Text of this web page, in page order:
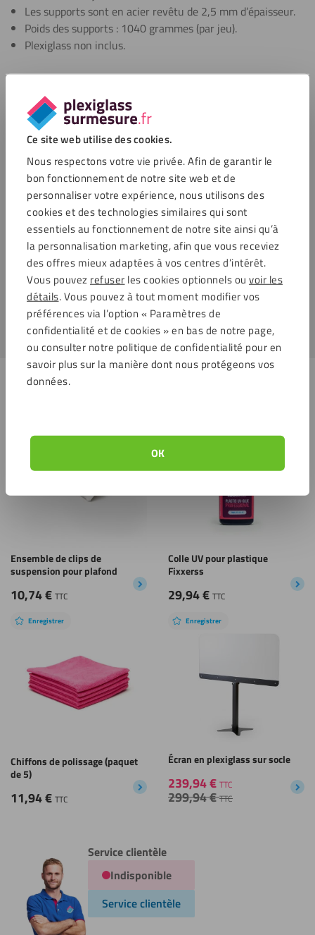
Ce site web utilise des cookies.
Nous respectons votre vie privée. Afin de garantir le
bon fonctionnement de notre site web et de
personnaliser votre expérience, nous utilisons des
cookies et des technologies similaires qui sont
essentiels au fonctionnement de notre site ainsi qu’à
la personnalisation marketing, afin que vous receviez
des offres mieux adaptées à vos centres d’intérêt.
Vous pouvezrefuserles cookies optionnels ou voir les
détails. Vous pouvez à tout moment modifier vos
préférences via l’option « Paramètres de
confidentialité et de cookies » en bas de notre page,
ou consulter notre politique de confidentialité pour en
savoir plus sur la manière dont nous protégeons vos
données.
OK
Les supports sont en acier revêtu de 2,5 mm d’épaisseur.
Poids des supports : 1040 grammes (par jeu).
Plexiglass non inclus.
Ce produit est adapté à un usage intérieur.
Sachez qu’il est également disponible
plexiglassen deux tailles : 66,5 cm de hauteur x 80 cm de
largeur ou 66,5 cm de hauteur x 120 cm de largeur.
Outre ce jeu de pinces de table, nous proposons également
d’autres solutions pour protéger vos espaces contre la
propagation des maladies infectieuses. Jetez un coup d’œil
à nos écrans de bureau ou de table,grandsou petits, nos
écrans en plexiglass avec trous de suspensionnosécrans sur
pied. Tous sont disponibles sur notre boutique en ligne.
Ensemble de clips de
suspension pour plafond
10,74€ TTC
Colle UV pour plastique
Fixxerss
29,94€ TTC
Enregistrer
Chiffons de polissage (paquet
de 5)
11,94€ TTC
Enregistrer
Écran en plexiglass sur socle
239,94€ TTC
299,94€ TTC
Service clientèle
Indisponible
Service clientèle